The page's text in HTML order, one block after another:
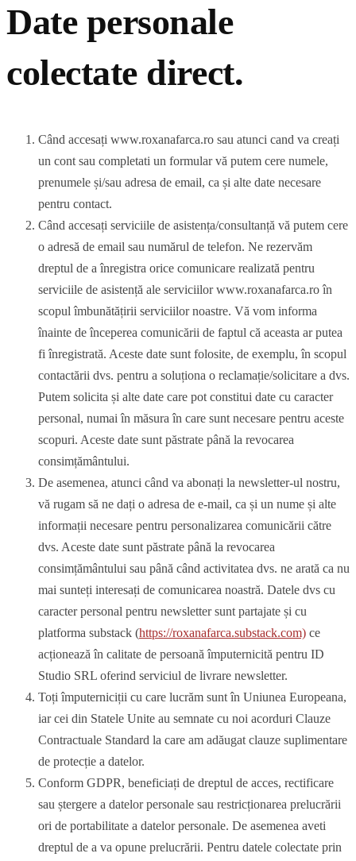
Date personale
colectate direct.
Când accesați www.roxanafarca.ro sau atunci cand va creați
un cont sau completati un formular vă putem cere numele,
prenumele și/sau adresa de email, ca și alte date necesare
pentru contact.
Când accesați serviciile de asistența/consultanță vă putem cere
o adresă de email sau numărul de telefon. Ne rezervăm
dreptul de a înregistra orice comunicare realizată pentru
serviciile de asistență ale serviciilor www.roxanafarca.ro în
scopul îmbunătățirii serviciilor noastre. Vă vom informa
înainte de începerea comunicării de faptul că aceasta ar putea
fi înregistrată. Aceste date sunt folosite, de exemplu, în scopul
contactării dvs. pentru a soluționa o reclamație/solicitare a dvs.
Putem solicita și alte date care pot constitui date cu caracter
personal, numai în măsura în care sunt necesare pentru aceste
scopuri. Aceste date sunt păstrate până la revocarea
consimțământului.
De asemenea, atunci când va abonați la newsletter-ul nostru,
vă rugam să ne dați o adresa de e-mail, ca și un nume și alte
informații necesare pentru personalizarea comunicării către
dvs. Aceste date sunt păstrate până la revocarea
consimțământului sau până când activitatea dvs. ne arată ca nu
mai sunteți interesați de comunicarea noastră. Datele dvs cu
caracter personal pentru newsletter sunt partajate și cu
platforma substack (https://roxanafarca.substack.com) ce
acționează în calitate de persoană împuternicită pentru ID
Studio SRL oferind serviciul de livrare newsletter.
Toți împuterniciții cu care lucrăm sunt în Uniunea Europeana,
iar cei din Statele Unite au semnate cu noi acorduri Clauze
Contractuale Standard la care am adăugat clauze suplimentare
de protecție a datelor.
Conform GDPR, beneficiați de dreptul de acces, rectificare
sau ștergere a datelor personale sau restricționarea prelucrării
ori de portabilitate a datelor personale. De asemenea aveti
dreptul de a va opune prelucrării. Pentru datele colectate prin